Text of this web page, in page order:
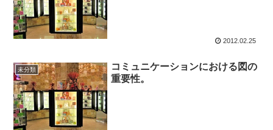
2012.02.25
未分類
コミュニケーションにおける図の
重要性。